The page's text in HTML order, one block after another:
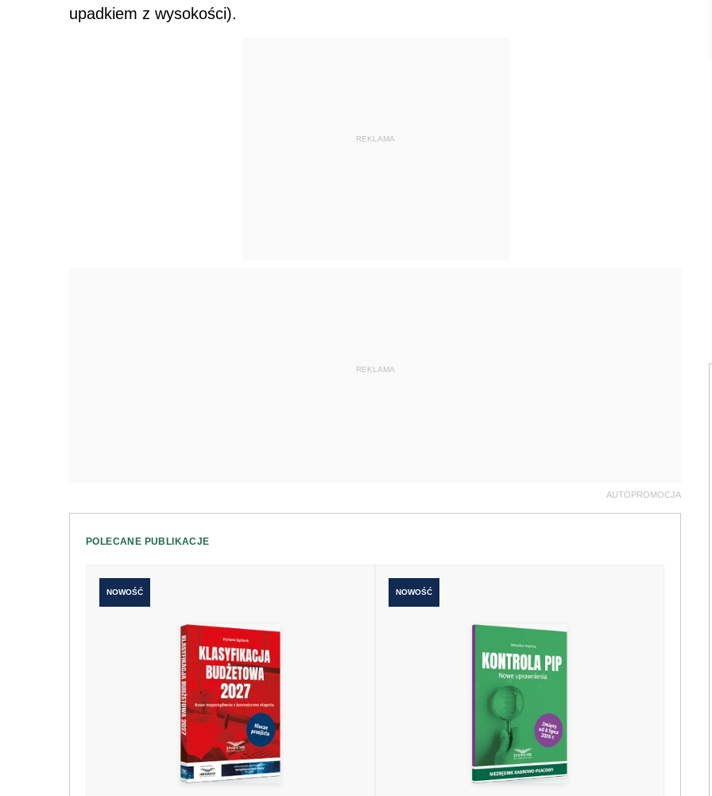
upadkiem z wysokości).
REKLAMA
REKLAMA
AUTOPROMOCJA
POLECANE PUBLIKACJE
NOWOŚĆ NOWOŚĆ